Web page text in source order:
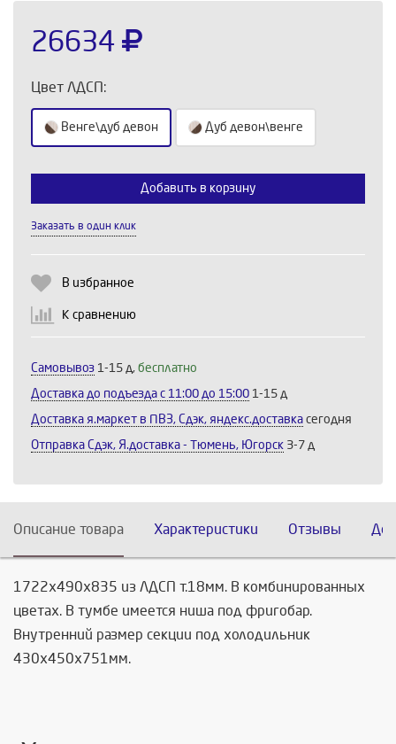
26634
Цвет ЛДСП:
Венге\дуб девон Дуб девон\венге
Выберите количество:
Продолжить
Добавить в корзину
Заказать в один клик
В избранное
К сравнению
Самовывоз 1-15 д, бесплатно
Доставка до подъезда c 11:00 до 15:00 1-15 д
Доставка я.маркет в ПВЗ, Сдэк, яндекс.доставка сегодня
Отправка Сдэк, Я.доставка - Тюмень, Югорск 3-7 д
Описание товара Характеристики Отзывы
1722х490х835 из ЛДСП т.18мм. В комбинированных
цветах. В тумбе имеется ниша под фригобар.
Внутренний размер секции под холодильник
430х450х751мм.